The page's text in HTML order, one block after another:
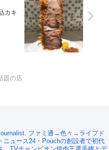
カキ
題の店
ファミ通→色々→ライブド
ニュース24・Pouchの創設者で初代